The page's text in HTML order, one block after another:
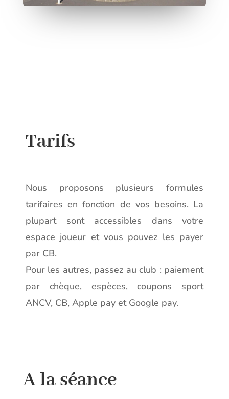
Tarifs
Nous proposons plusieurs formules
tarifaires en fonction de vos besoins. La
plupart sont accessibles dans votre
espace joueur et vous pouvez les payer
par CB.
Pour les autres, passez au club : paiement
par chèque, espèces, coupons sport
ANCV, CB, Apple pay et Google pay.
A la séance